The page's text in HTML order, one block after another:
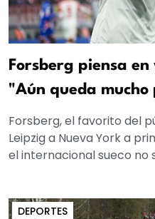
Forsberg piensa
"Aún queda
Forsberg, el favorito del
Leipzig a Nueva York a
el internacional sueco no
DEPORTES